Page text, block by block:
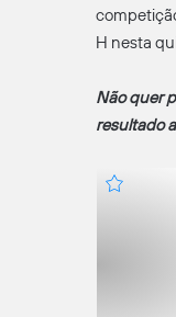
H nesta
Não quer
resultado